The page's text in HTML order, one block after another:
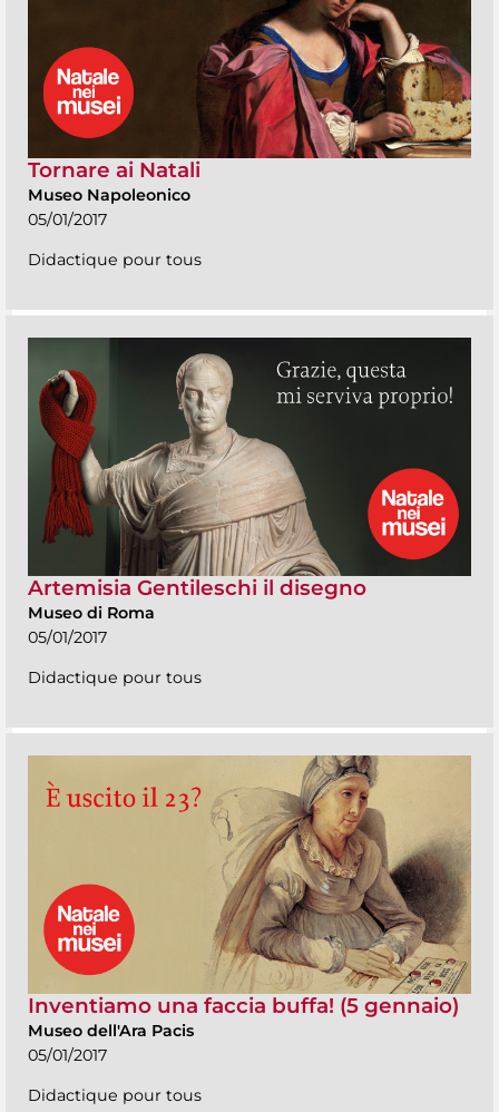
Tornare ai Natali
Museo Napoleonico
05/01/2017
Didactique pour tous
Artemisia Gentileschi il disegno
Museo di Roma
05/01/2017
Didactique pour tous
Inventiamo una faccia buffa! (5 gennaio)
Museo dell'Ara Pacis
05/01/2017
Didactique pour tous